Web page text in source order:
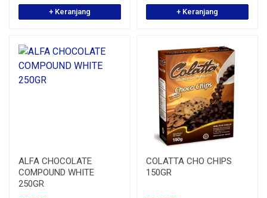
+ Keranjang + Keranjang
ALFA CHOCOLATE
COMPOUND WHITE
250GR
COLATTA CHO CHIPS
150GR